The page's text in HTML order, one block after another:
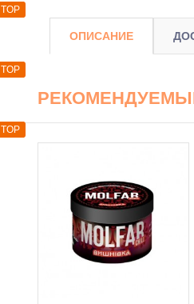
TOP
TOP
TOP
ОПИСАНИЕ